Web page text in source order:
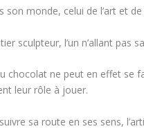
son monde, celui de l’art et
sculpteur, l’un n’allant pas
chocolat ne peut en effet se
leur rôle à jouer.
sa route en ses sens,